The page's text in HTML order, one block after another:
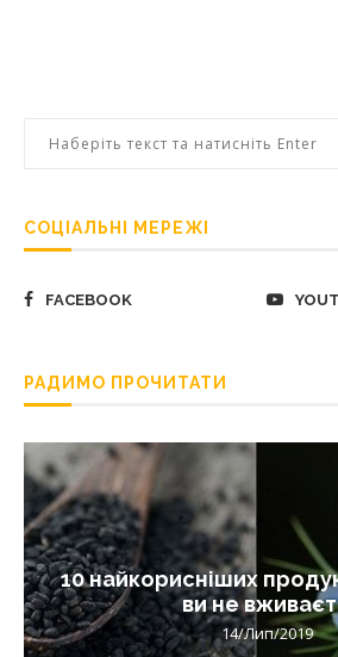
СОЦІАЛЬНІ МЕРЕЖІ
FACEBOOK
РАДИМО ПРОЧИТАТИ
10 найкорисніших
ви не
14/Лип/2019